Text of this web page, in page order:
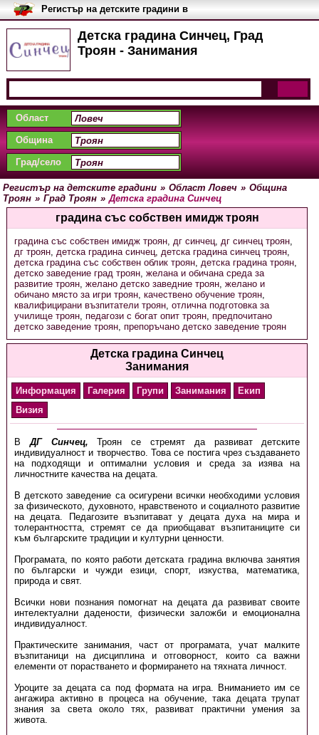
Детска градина Синчец, Град
Троян - Занимания
Регистър на детските градини в
България
Област
Община
Град/село
Регистър на детските градини » Област Ловеч » Община
Троян » Град Троян » Детска градина Синчец
градина със собствен имидж троян
градина със собствен имидж троян, дг синчец, дг синчец троян,
дг троян, детска градина синчец, детска градина синчец троян,
детска градина със собствен облик троян, детска градина троян,
детско заведение град троян, желана и обичана среда за
развитие троян, желано детско заведние троян, желано и
обичано място за игри троян, качествено обучение троян,
квалифицирани възпитатели троян, отлична подготовка за
училище троян, педагози с богат опит троян, предпочитано
детско заведение троян, препоръчано детско заведение троян
Детска градина Синчец
Занимания
Информация Галерия Групи Занимания
Екип
Визия
ВДГ Синчец, Троян се стремят да развиват детските
индивидуалност и творчество. Това се постига чрез създаването
на подходящи и оптимални условия и среда за изява на
личностните качества на децата.
В детското заведение са осигурени всички необходими условия
за физическото, духовното, нравственото и социалното развитие
на децата. Педагозите възпитават у децата духа на мира и
толерантността, стремят се да приобщават възпитаниците си
към българските традиции и културни ценности.
Програмата, по която работи детската градина включва занятия
по български и чужди езици, спорт, изкуства, математика,
природа и свят.
Всички нови познания помогнат на децата да развиват своите
интелектуални дадености, физически заложби и емоционална
индивидуалност.
Практическите занимания, част от програмата, учат малките
възпитаници на дисциплина и отговорност, които са важни
елементи от порастването и формирането на тяхната личност.
Уроците за децата са под формата на игра. Вниманието им се
ангажира активно в процеса на обучение, така децата трупат
знания за света около тях, развиват практични умения за
живота.